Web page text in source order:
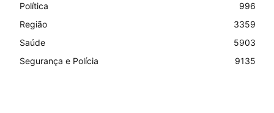
Política
996
Região
3359
Saúde
5903
Segurança e Polícia
9135